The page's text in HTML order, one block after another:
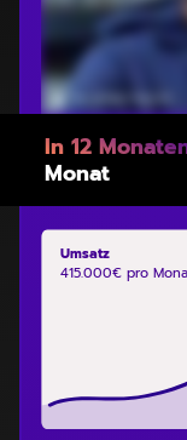
In 12
Monat
Umsatz
415.000€ pro